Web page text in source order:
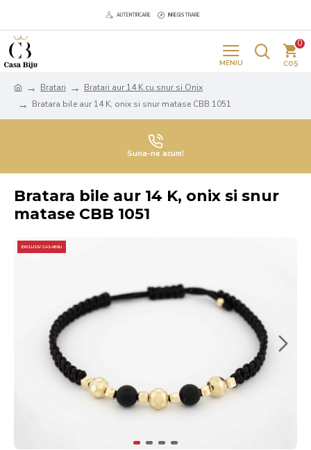
AUTENTIFICARE INREGISTRARE
0
Bratari
Bratari aur 14 K cu snur si Onix
Bratara bile aur 14 K, onix si snur matase CBB 1051
Suna-ne acum!
Bratara bile aur 14 K, onix si snur
matase CBB 1051
EXCLUSIV CASABIJU